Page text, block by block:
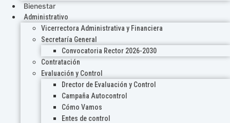
Bienestar
Administrativo
Vicerrectora Administrativa y Financiera
Secretaría General
Convocatoria Rector 2026-2030
Contratación
Evaluación y Control
Drector de Evaluación y Control
Campaña Autocontrol
Cómo Vamos
Entes de control